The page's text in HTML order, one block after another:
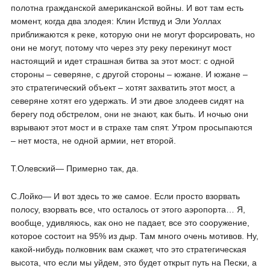
полотна гражданской американской войны. И вот там есть
момент, когда два злодея: Клин Иствуд и Эли Уоллах
приближаются к реке, которую они не могут форсировать, но
они не могут, потому что через эту реку перекинут мост
настоящий и идет страшная битва за этот мост: с одной
стороны – северяне, с другой стороны – южане. И южане –
это стратегический объект – хотят захватить этот мост, а
северяне хотят его удержать. И эти двое злодеев сидят на
берегу под обстрелом, они не знают, как быть. И ночью они
взрывают этот мост и в страхе там спят. Утром просыпаются
– нет моста, не одной армии, нет второй.
Т.Олевский― Примерно так, да.
С.Лойко― И вот здесь то же самое. Если просто взорвать
полосу, взорвать все, что осталось от этого аэропорта… Я,
вообще, удивляюсь, как оно не падает, все это сооружение,
которое состоит на 95% из дыр. Там много очень мотивов. Ну,
какой-нибудь полковник вам скажет, что это стратегическая
высота, что если мы уйдем, это будет открыт путь на Пески, а